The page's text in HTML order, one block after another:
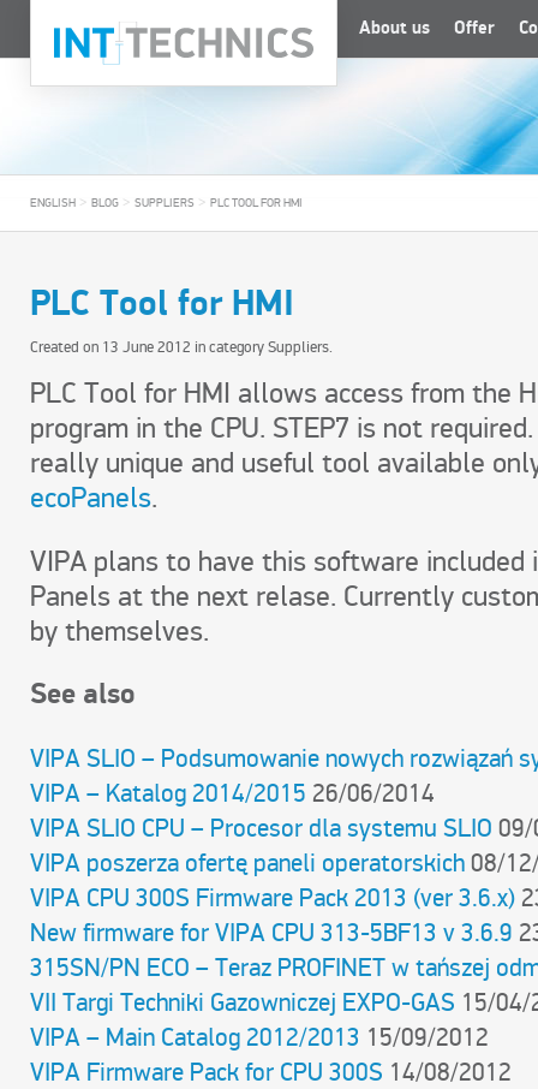
About us Offer
ENGLISH > BLOG > SUPPLIERS > PLC TOOL FOR HMI
PLC Tool for HMI
Created on 13 June 2012 in categorySuppliers.
PLC Tool for HMI allows access from the
program in the CPU. STEP7 is not
really unique and useful tool available
ecoPanels.
VIPA plans to have this software included
Panels at the next relase. Currently
by themselves.
See also
VIPA SLIO – Podsumowanie nowych rozwiązań
VIPA – Katalog 2014/2015 26/06/2014
VIPA SLIO CPU – Procesor dla systemu SLIO
VIPA poszerza ofertę paneli operatorskich 08/
VIPA CPU 300S Firmware Pack 2013 (ver 3.6.x)
New firmware for VIPA CPU 313-5BF13 v 3.6.9
315SN/PN ECO – Teraz PROFINET w tańszej
VII Targi Techniki Gazowniczej EXPO-GAS 15/04/
VIPA – Main Catalog 2012/2013 15/09/2012
VIPA Firmware Pack for CPU 300S 14/08/2012